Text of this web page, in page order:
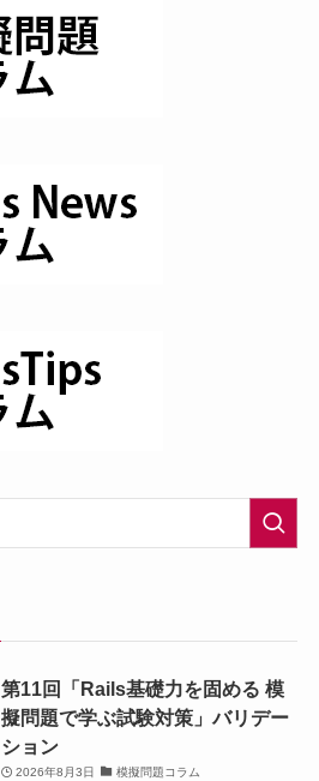
第11回「Rails基礎力を固める 模
擬問題で学ぶ試験対策」バリデー
ション
2026年8月3日 模擬問題コラム